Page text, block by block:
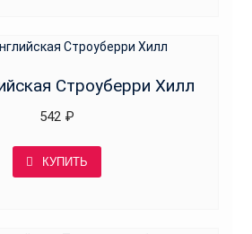
Строуберри Хилл
542 ₽
КУПИТЬ